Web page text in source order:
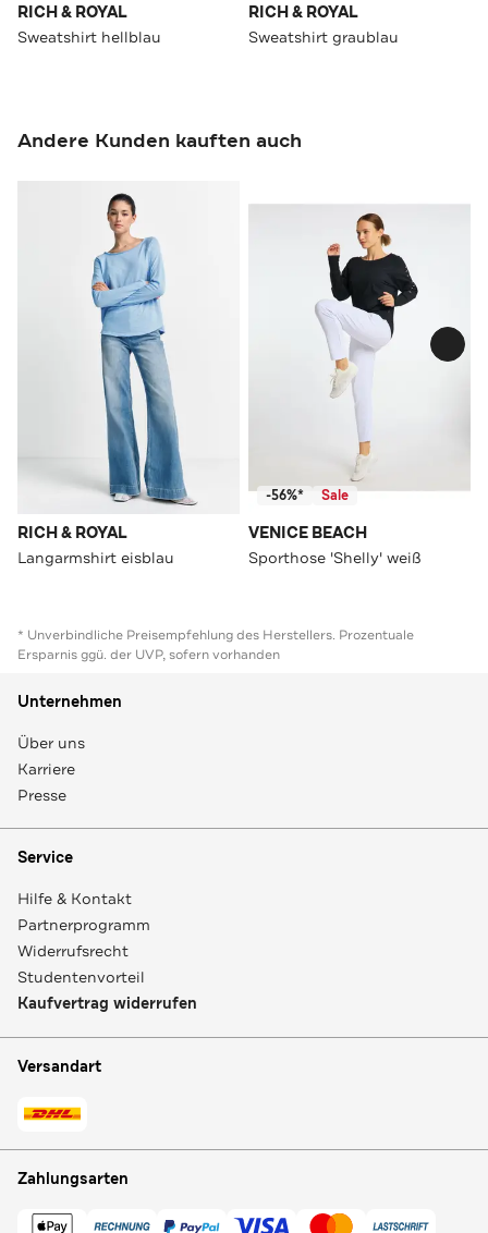
RICH & ROYAL
Sweatshirt hellblau
RICH & ROYAL
Sweatshirt graublau
Andere Kunden kauften auch
RICH & ROYAL
Langarmshirt eisblau
-56%* Sale
VENICE BEACH
Sporthose 'Shelly' weiß
* Unverbindliche Preisempfehlung des Herstellers. Prozentuale
Ersparnis ggü. der UVP, sofern vorhanden
Unternehmen
Über uns
Karriere
Presse
Service
Hilfe & Kontakt
Partnerprogramm
Widerrufsrecht
Studentenvorteil
Kaufvertrag widerrufen
Versandart
Zahlungsarten